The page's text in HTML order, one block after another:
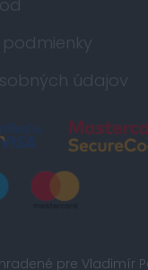
údajov
pre Vladimír